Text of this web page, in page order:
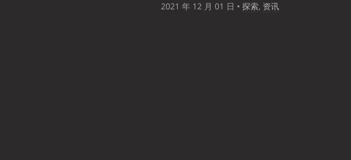
2021 年 12 月 01 日 • 探索, 资讯